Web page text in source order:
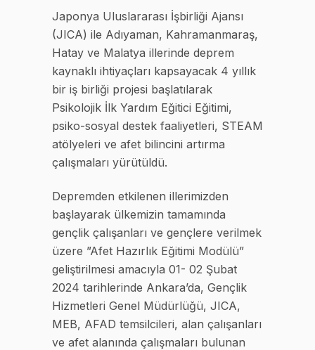
Japonya Uluslararası İşbirliği Ajansı
(JICA) ile Adıyaman, Kahramanmaraş,
Hatay ve Malatya illerinde deprem
kaynaklı ihtiyaçları kapsayacak 4 yıllık
bir iş birliği projesi başlatılarak
Psikolojik İlk Yardım Eğitici Eğitimi,
psiko-sosyal destek faaliyetleri, STEAM
atölyeleri ve afet bilincini artırma
çalışmaları yürütüldü.
Depremden etkilenen illerimizden
başlayarak ülkemizin tamamında
gençlik çalışanları ve gençlere verilmek
üzere ”Afet Hazırlık Eğitimi Modülü”
geliştirilmesi amacıyla 01- 02 Şubat
2024 tarihlerinde Ankara’da, Gençlik
Hizmetleri Genel Müdürlüğü, JICA,
MEB, AFAD temsilcileri, alan çalışanları
ve afet alanında çalışmaları bulunan